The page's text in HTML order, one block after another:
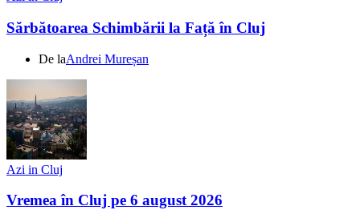
Sărbătoarea Schimbării la Față în Cluj
De laAndrei Mureșan
Azi in Cluj
Vremea în Cluj pe 6 august 2026